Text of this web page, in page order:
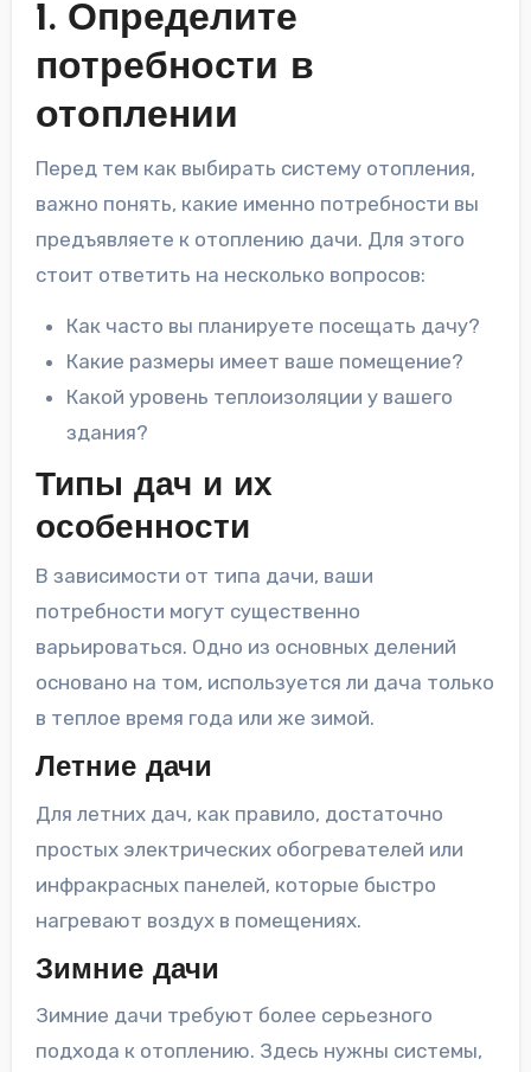
1. Определите
потребности в
отоплении
Перед тем как выбирать систему отопления,
важно понять, какие именно потребности вы
предъявляете к отоплению дачи. Для этого
стоит ответить на несколько вопросов:
Как часто вы планируете посещать дачу?
Какие размеры имеет ваше помещение?
Какой уровень теплоизоляции у вашего
здания?
Типы дач и их
особенности
В зависимости от типа дачи, ваши
потребности могут существенно
варьироваться. Одно из основных делений
основано на том, используется ли дача только
в теплое время года или же зимой.
Летние дачи
Для летних дач, как правило, достаточно
простых электрических обогревателей или
инфракрасных панелей, которые быстро
нагревают воздух в помещениях.
Зимние дачи
Зимние дачи требуют более серьезного
подхода к отоплению. Здесь нужны системы,